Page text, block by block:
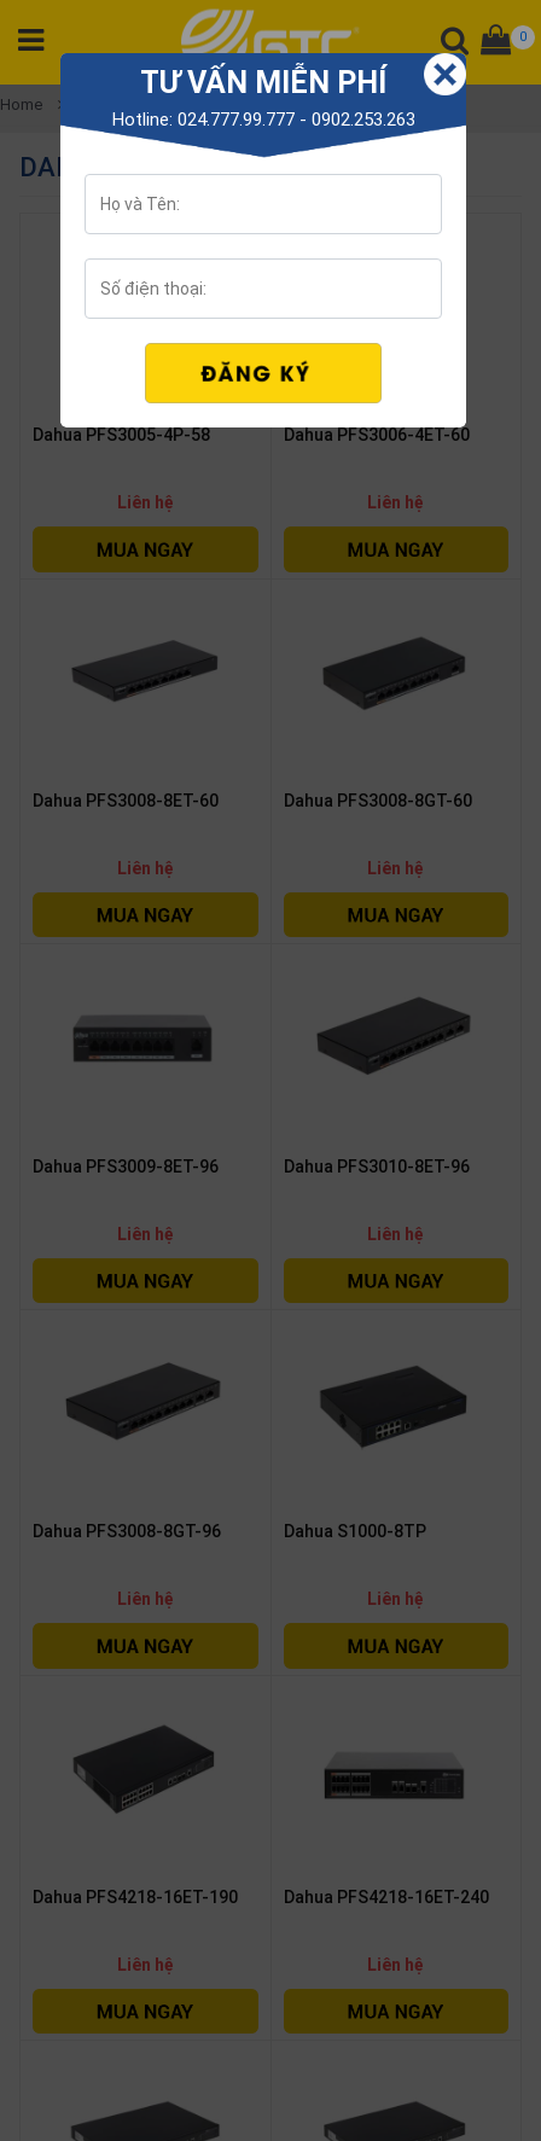
0
Home
DAHUA
Dahua PFS3005-4P-58
Liên hệ
Dahua PFS3006-4ET-60
Liên hệ
Dahua PFS3008-8ET-60
Liên hệ
Dahua PFS3008-8GT-60
Liên hệ
Dahua PFS3009-8ET-96
Liên hệ
Dahua PFS3010-8ET-96
Liên hệ
Dahua PFS3008-8GT-96
Liên hệ
Dahua S1000-8TP
Liên hệ
Dahua PFS4218-16ET-190
Liên hệ
Dahua PFS4218-16ET-240
Liên hệ
CATEGORY
PRODUCT
nghị
LANGUAGE
TƯ VẤN MIỄN PHÍ
Hotline: 024.777.99.777 - 0902.253.263